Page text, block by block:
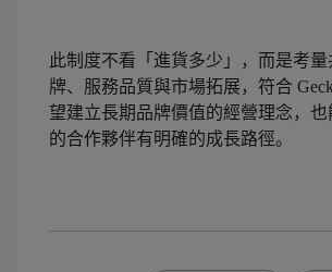
此制度不看「進貨多少」，而是考
牌、服務品質與市場拓展，符合
望建立長期品牌價值的經營理念，
的合作夥伴有明確的成長路徑。